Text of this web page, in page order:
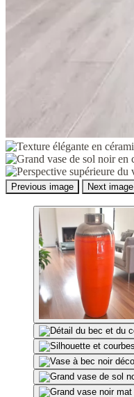
Previous image Next image